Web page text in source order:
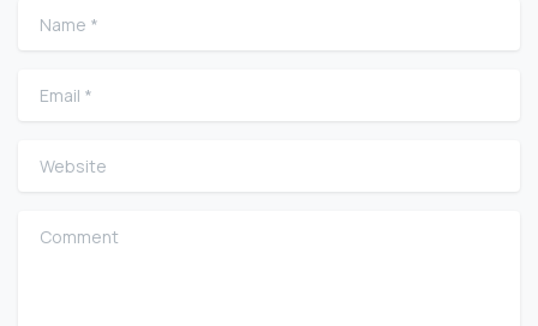
Name
Email
Website
Comment